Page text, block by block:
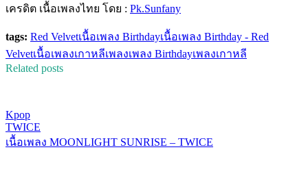
เครดิต เนื้อเพลงไทย โดย : Pk.Sunfany
tags: Red Velvetเนื้อเพลง Birthdayเนื้อเพลง Birthday - Red
Velvetเนื้อเพลงเกาหลีเพลงเพลง Birthdayเพลงเกาหลี
Related posts
Kpop
TWICE
เนื้อเพลง MOONLIGHT SUNRISE – TWICE